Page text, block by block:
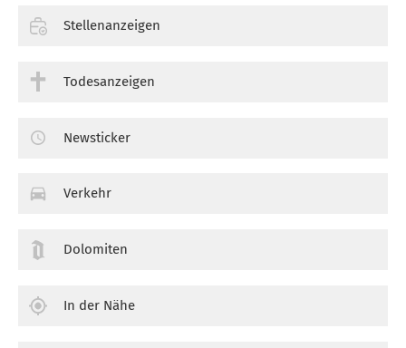
Stellenanzeigen
Todesanzeigen
Newsticker
Verkehr
Dolomiten
In der Nähe